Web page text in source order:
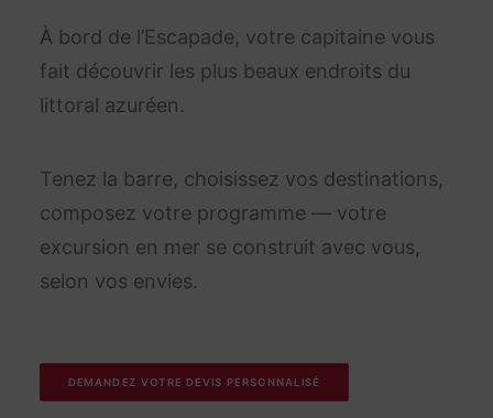
À bord de l’Escapade, votre capitaine vous
fait découvrir les plus beaux endroits du
littoral azuréen.
Tenez la barre, choisissez vos destinations,
composez votre programme — votre
excursion en mer se construit avec vous,
selon vos envies.
DEMANDEZ VOTRE DEVIS PERSONNALISÉ